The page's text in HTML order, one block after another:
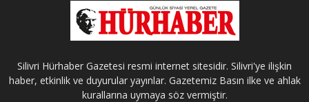
Silivri Hürhaber Gazetesi resmi internet sitesidir. Silivri'ye ilişkin
haber, etkinlik ve duyurular yayınlar. Gazetemiz Basın ilke ve ahlak
kurallarına uymaya söz vermiştir.